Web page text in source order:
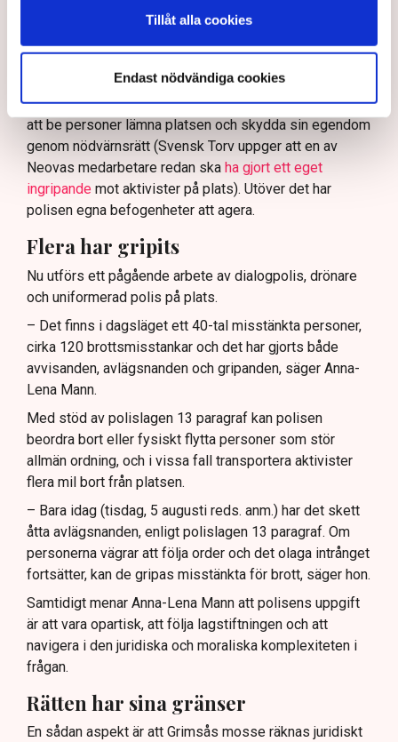
Tillåt alla cookies
Endast nödvändiga cookies
kommunikationsavdelningen i region Väst, har
verksamhetsutövaren, eller dennes ordningsvakter, rätt
att be personer lämna platsen och skydda sin egendom
genom nödvärnsrätt (Svensk Torv uppger att en av
Neovas medarbetare redan ska ha gjort ett eget
ingripande mot aktivister på plats). Utöver det har
polisen egna befogenheter att agera.
Flera har gripits
Nu utförs ett pågående arbete av dialogpolis, drönare
och uniformerad polis på plats.
– Det finns i dagsläget ett 40-tal misstänkta personer,
cirka 120 brottsmisstankar och det har gjorts både
avvisanden, avlägsnanden och gripanden, säger Anna-
Lena Mann.
Med stöd av polislagen 13 paragraf kan polisen
beordra bort eller fysiskt flytta personer som stör
allmän ordning, och i vissa fall transportera aktivister
flera mil bort från platsen.
– Bara idag (tisdag, 5 augusti reds. anm.) har det skett
åtta avlägsnanden, enligt polislagen 13 paragraf. Om
personerna vägrar att följa order och det olaga intrånget
fortsätter, kan de gripas misstänkta för brott, säger hon.
Samtidigt menar Anna-Lena Mann att polisens uppgift
är att vara opartisk, att följa lagstiftningen och att
navigera i den juridiska och moraliska komplexiteten i
frågan.
Rätten har sina gränser
En sådan aspekt är att Grimsås mosse räknas juridiskt